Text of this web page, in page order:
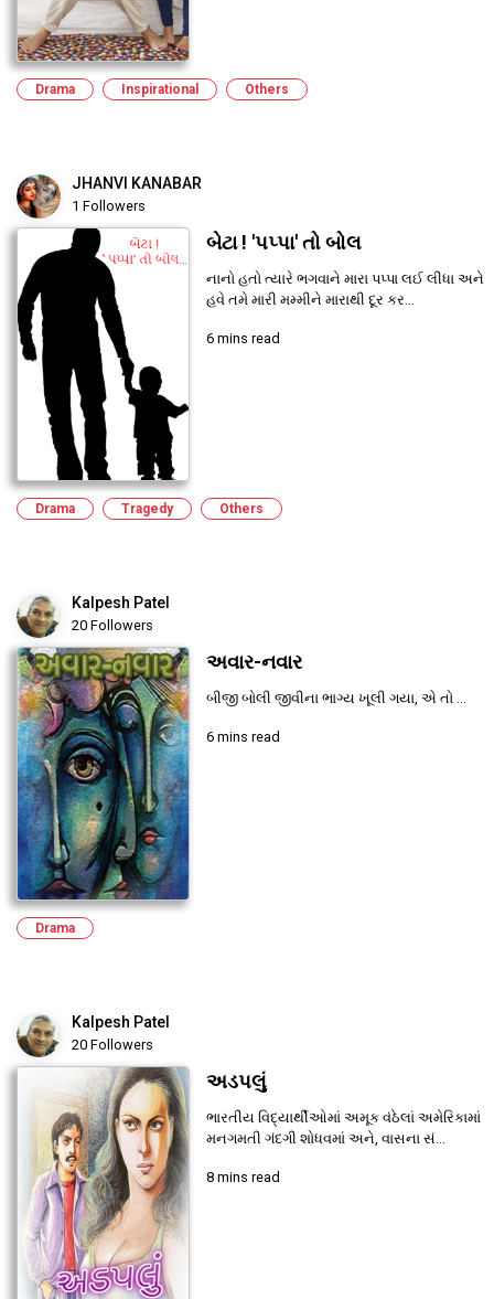
Drama Inspirational Others
JHANVI KANABAR
1 Followers
બેટા ! 'પપ્પા' તો બોલ
નાનો હતો ત્યારે ભગવાને મારા પપ્પા લઈ લીધા અને
હવે તમે મારી મમ્મીને મારાથી દૂર કર...
6 mins read
Drama Tragedy Others
Kalpesh Patel
20 Followers
અવાર-નવાર
બીજી બોલી જીવીના ભાગ્ય ખૂલી ગયા, એ તો ...
6 mins read
Drama
Kalpesh Patel
20 Followers
અડપલું
ભારતીય વિદ્યાર્થીઓમાં અમૂક વંઠેલાં અમેરિકામાં
મનગમતી ગંદગી શોધવમાં અને, વાસના સં...
8 mins read